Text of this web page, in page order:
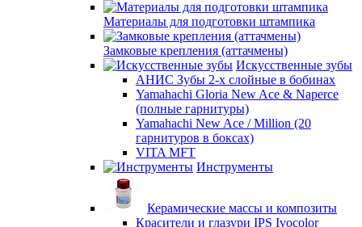
Материалы для подготовки штампика
Замковые крепления (аттачмены)
Искусственные зубы
АНИС Зубы 2-х слойные в бобинах
Yamahachi Gloria New Ace & Naperce
(полные гарнитуры)
Yamahachi New Ace / Million (20
гарнитуров в боксах)
VITA MFT
Инструменты
Керамические массы и композиты
Красители и глазури IPS Ivocolor